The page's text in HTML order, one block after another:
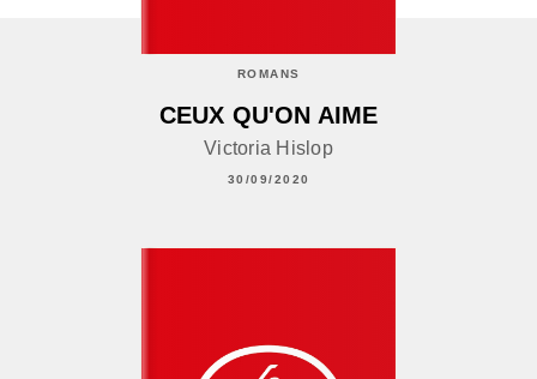
ROMANS
CEUX QU'ON AIME
Victoria Hislop
30/09/2020